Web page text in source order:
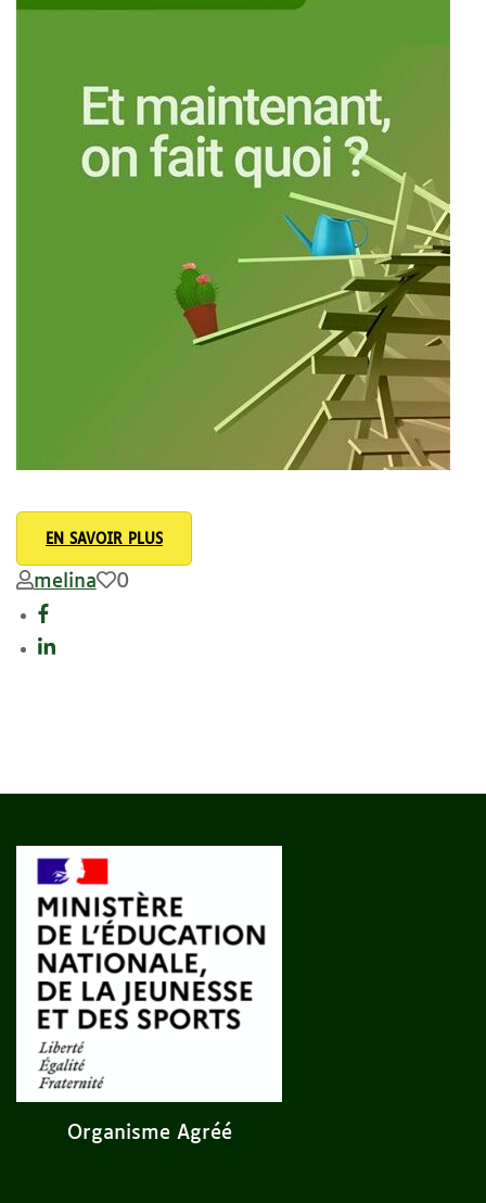
EN SAVOIR PLUS
melina 0
Organisme Agréé